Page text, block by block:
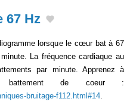
67 Hz
lorsque le cœur bat à 67
La fréquence cardiaque au
par minute. Apprenez à
battement de coeur :
bruitage-f112.html#14